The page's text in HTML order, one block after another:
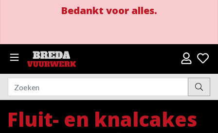
Bedankt voor alles.
Fluit- en knalcakes